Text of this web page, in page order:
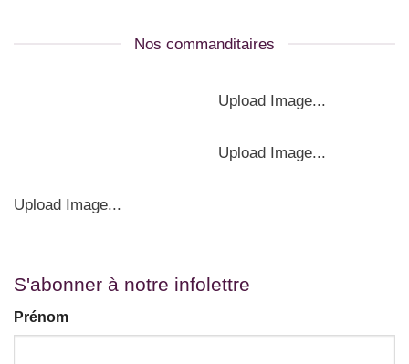
Nos commanditaires
Upload Image...
Upload Image...
Upload Image...
S'abonner à notre infolettre
Prénom